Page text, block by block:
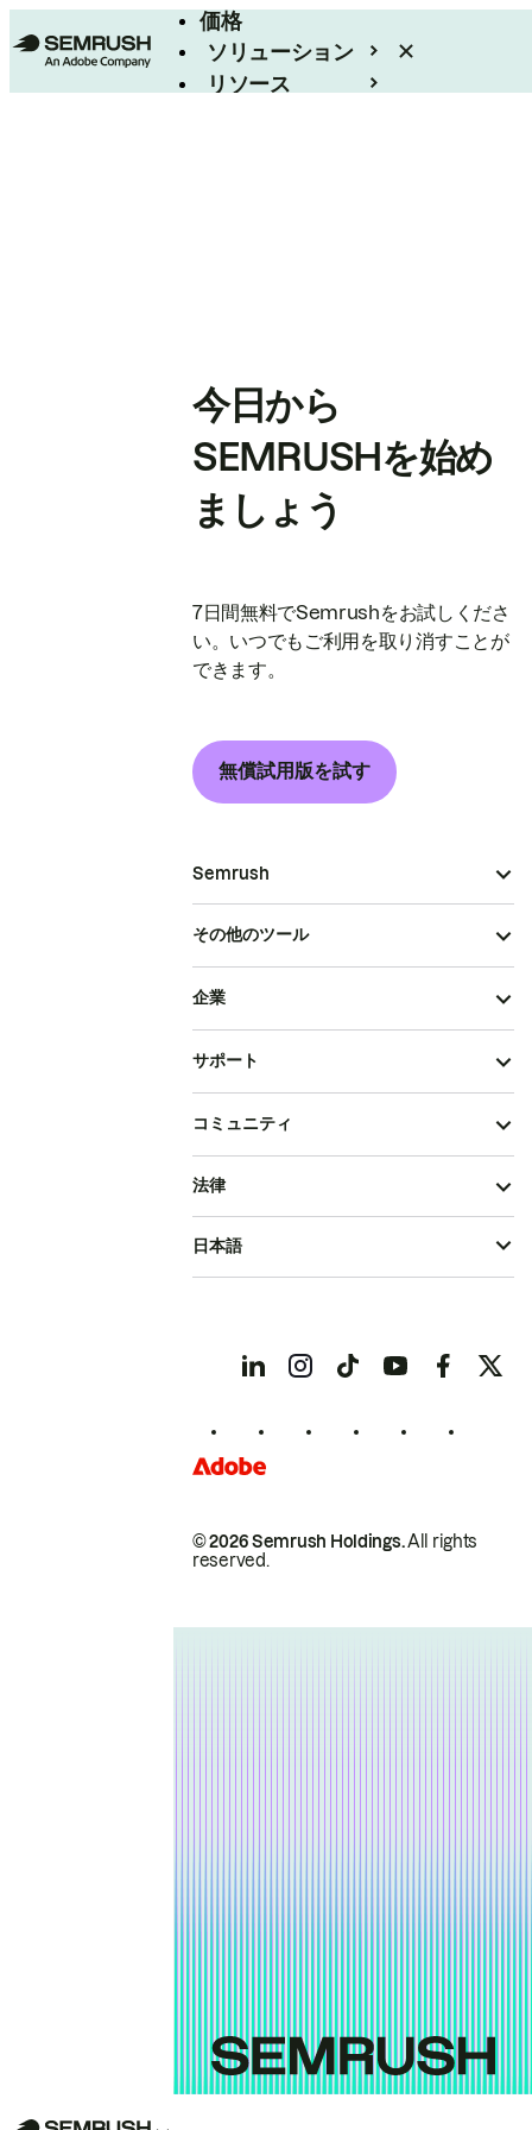
価格
ソリューション
リソース
今日から
SEMRUSHを始め
ましょう
7日間無料でSemrushをお試しくださ
い。いつでもご利用を取り消すことが
できます。
無償試用版を試す
Semrush
その他のツール
企業
サポート
コミュニティ
© 2026 Semrush Holdings.All rights
reserved.
法律
日本語